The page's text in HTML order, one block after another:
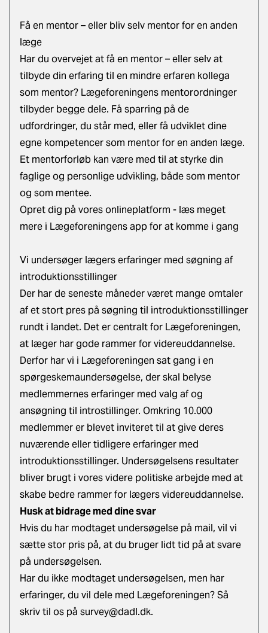
Få en mentor – eller bliv selv mentor for en anden
læge
Har du overvejet at få en mentor – eller selv at
tilbyde din erfaring til en mindre erfaren kollega
som mentor? Lægeforeningens mentorordninger
tilbyder begge dele. Få sparring på de
udfordringer, du står med, eller få udviklet dine
egne kompetencer som mentor for en anden læge.
Et mentorforløb kan være med til at styrke din
faglige og personlige udvikling, både som mentor
og som mentee.
Opret dig på vores onlineplatform - læs meget
mere i Lægeforeningens app for at komme i gang
Vi undersøger lægers erfaringer med søgning af
introduktionsstillinger
Der har de seneste måneder været mange omtaler
af et stort pres på søgning til introduktionsstillinger
rundt i landet. Det er centralt for Lægeforeningen,
at læger har gode rammer for videreuddannelse.
Derfor har vi i Lægeforeningen sat gang i en
spørgeskemaundersøgelse, der skal belyse
medlemmernes erfaringer med valg af og
ansøgning til introstillinger. Omkring 10.000
medlemmer er blevet inviteret til at give deres
nuværende eller tidligere erfaringer med
introduktionsstillinger. Undersøgelsens resultater
bliver brugt i vores videre politiske arbejde med at
skabe bedre rammer for lægers videreuddannelse.
Husk at bidrage med dine svar
Hvis du har modtaget undersøgelse på mail, vil vi
sætte stor pris på, at du bruger lidt tid på at svare
på undersøgelsen.
Har du ikke modtaget undersøgelsen, men har
erfaringer, du vil dele med Lægeforeningen? Så
skriv til os på survey@dadl.dk.